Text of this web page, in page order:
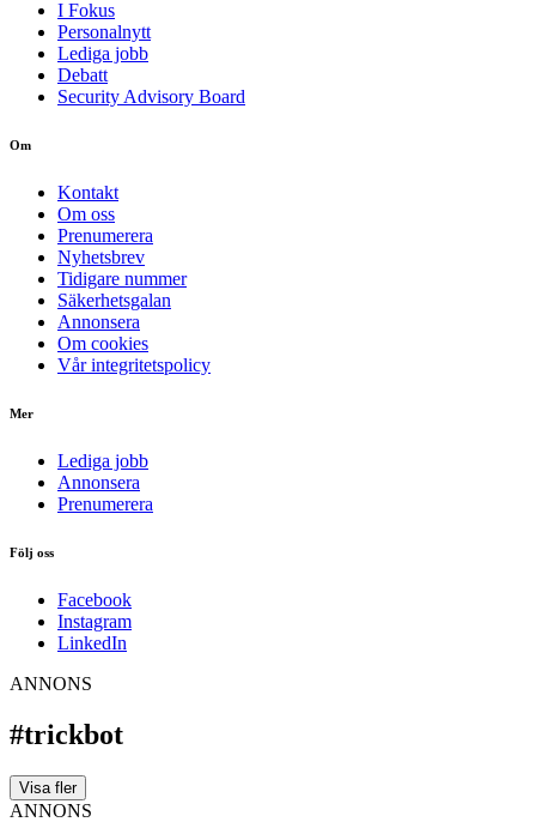
I Fokus
Personalnytt
Lediga jobb
Debatt
Security Advisory Board
Om
Kontakt
Om oss
Prenumerera
Nyhetsbrev
Tidigare nummer
Säkerhetsgalan
Annonsera
Om cookies
Vår integritetspolicy
Mer
Lediga jobb
Annonsera
Prenumerera
Följ oss
Facebook
Instagram
LinkedIn
ANNONS
#trickbot
Visa fler
ANNONS